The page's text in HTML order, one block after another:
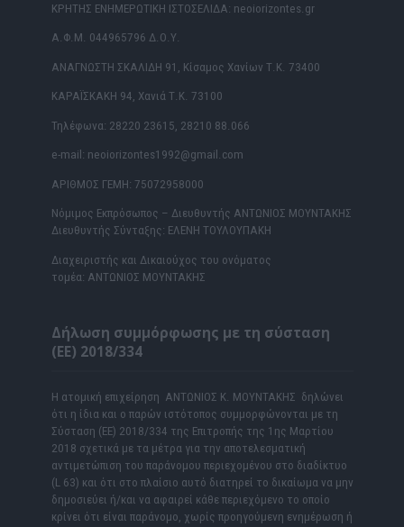
ΚΡΗΤΗΣ ΕΝΗΜΕΡΩΤΙΚΗ ΙΣΤΟΣΕΛΙΔΑ: neoiorizontes.gr
Α.Φ.Μ. 044965796 Δ.Ο.Υ.
ΑΝΑΓΝΩΣΤΗ ΣΚΑΛΙΔΗ 91, Κίσαμος Χανίων Τ.Κ. 73400
ΚΑΡΑΪΣΚΑΚΗ 94, Χανιά Τ.Κ. 73100
Τηλέφωνα: 28220 23615, 28210 88.066
e-mail: neoiorizontes1992@gmail.com
ΑΡΙΘΜΟΣ ΓΕΜΗ: 75072958000
Νόμιμος Εκπρόσωπος – Διευθυντής ΑΝΤΩΝΙΟΣ ΜΟΥΝΤΑΚΗΣ
Διευθυντής Σύνταξης: ΕΛΕΝΗ ΤΟΥΛΟΥΠΑΚΗ
Διαχειριστής και Δικαιούχος του ονόματος
τομέα: ΑΝΤΩΝΙΟΣ ΜΟΥΝΤΑΚΗΣ
Δήλωση συμμόρφωσης με τη σύσταση
(ΕΕ) 2018/334
Η ατομική επιχείρηση ΑΝΤΩΝΙΟΣ Κ. ΜΟΥΝΤΑΚΗΣ δηλώνει
ότι η ίδια και ο παρών ιστότοπος συμμορφώνονται με τη
Σύσταση (ΕΕ) 2018/334 της Επιτροπής της 1ης Μαρτίου
2018 σχετικά με τα μέτρα για την αποτελεσματική
αντιμετώπιση του παράνομου περιεχομένου στο διαδίκτυο
(L 63) και ότι στο πλαίσιο αυτό διατηρεί το δικαίωμα να μην
δημοσιεύει ή/και να αφαιρεί κάθε περιεχόμενο το οποίο
κρίνει ότι είναι παράνομο, χωρίς προηγούμενη ενημέρωση ή